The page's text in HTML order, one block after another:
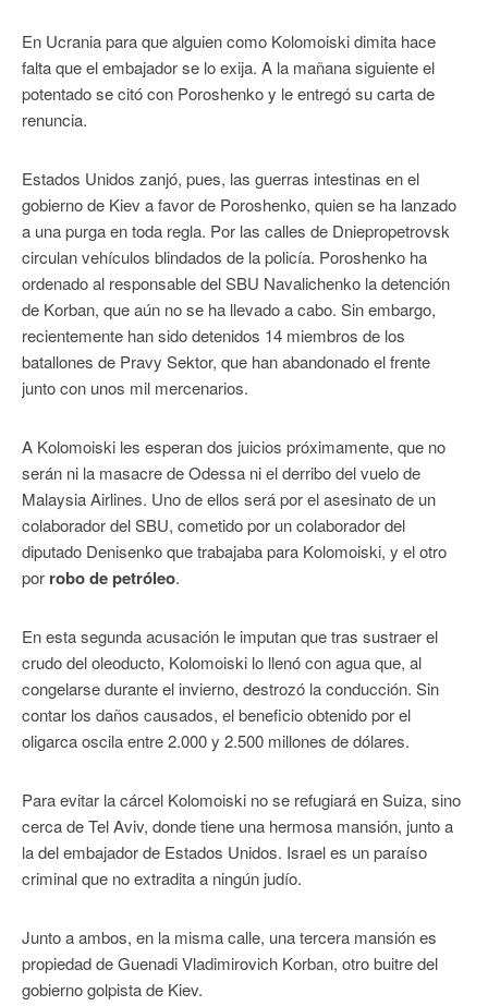
En Ucrania para que alguien como Kolomoiski dimita hace
falta que el embajador se lo exija. A la mañana siguiente el
potentado se citó con Poroshenko y le entregó su carta de
renuncia.
Estados Unidos zanjó, pues, las guerras intestinas en el
gobierno de Kiev a favor de Poroshenko, quien se ha lanzado
a una purga en toda regla. Por las calles de Dniepropetrovsk
circulan vehículos blindados de la policía. Poroshenko ha
ordenado al responsable del SBU Navalichenko la detención
de Korban, que aún no se ha llevado a cabo. Sin embargo,
recientemente han sido detenidos 14 miembros de los
batallones de Pravy Sektor, que han abandonado el frente
junto con unos mil mercenarios.
A Kolomoiski les esperan dos juicios próximamente, que no
serán ni la masacre de Odessa ni el derribo del vuelo de
Malaysia Airlines. Uno de ellos será por el asesinato de un
colaborador del SBU, cometido por un colaborador del
diputado Denisenko que trabajaba para Kolomoiski, y el otro
por robo de petróleo.
En esta segunda acusación le imputan que tras sustraer el
crudo del oleoducto, Kolomoiski lo llenó con agua que, al
congelarse durante el invierno, destrozó la conducción. Sin
contar los daños causados, el beneficio obtenido por el
oligarca oscila entre 2.000 y 2.500 millones de dólares.
Para evitar la cárcel Kolomoiski no se refugiará en Suiza, sino
cerca de Tel Aviv, donde tiene una hermosa mansión, junto a
la del embajador de Estados Unidos. Israel es un paraíso
criminal que no extradita a ningún judío.
Junto a ambos, en la misma calle, una tercera mansión es
propiedad de Guenadi Vladimirovich Korban, otro buitre del
gobierno golpista de Kiev.